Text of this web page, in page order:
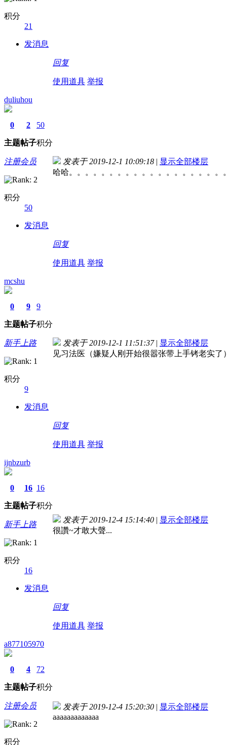
积分
21
发消息
回复
使用道具 举报
duliuhou
0
主题
2
帖子
50
积分
注册会员
积分
50
发消息
发表于 2019-12-1 10:09:18 | 显示全部楼层
哈哈。。。。。。。。。。。。。。。。。。。
回复
使用道具 举报
mcshu
0
主题
9
帖子
9
积分
新手上路
积分
9
发消息
发表于 2019-12-1 11:51:37 | 显示全部楼层
见习法医（嫌疑人刚开始很嚣张带上手铐老实了
回复
使用道具 举报
ijnbzurb
0
主题
16
帖子
16
积分
新手上路
积分
16
发消息
发表于 2019-12-4 15:14:40 | 显示全部楼层
很讚~才敢大聲...
回复
使用道具 举报
a877105970
0
主题
4
帖子
72
积分
注册会员
积分
发表于 2019-12-4 15:20:30 | 显示全部楼层
aaaaaaaaaaaaa